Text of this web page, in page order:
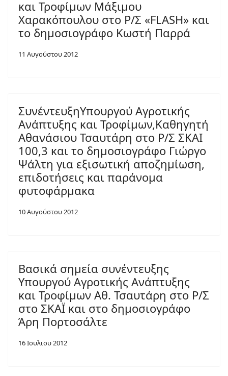
και Τροφίμων Μάξιμου
Χαρακόπουλου στο Ρ/Σ «FLASH» και
το δημοσιογράφο Κωστή Παρρά
11 Αυγούστου 2012
ΣυνέντευξηΥπουργού Αγροτικής
Ανάπτυξης και Τροφίμων,Καθηγητή
Αθανάσιου Τσαυτάρη στο Ρ/Σ ΣΚΑΙ
100,3 και το δημοσιογράφο Γιώργο
Ψάλτη για εξισωτική αποζημίωση,
επιδοτήσεις και παράνομα
φυτοφάρμακα
10 Αυγούστου 2012
Βασικά σημεία συνέντευξης
Υπουργού Αγροτικής Ανάπτυξης
και Τροφίμων Αθ. Τσαυτάρη στο Ρ/Σ
στο ΣΚΑΪ και στο δημοσιογράφο
Άρη Πορτοσάλτε
16 Ιουλιου 2012